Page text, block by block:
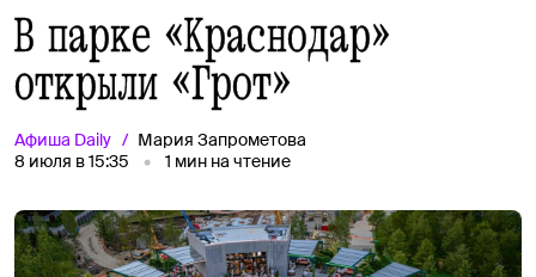
В парке «Краснодар»
открыли «Грот»
Афиша Daily
Мария Запрометова
8 июля в 15:35
1 мин на чтение